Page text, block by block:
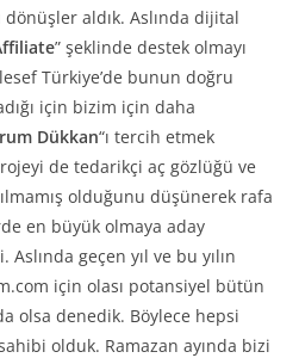
aldık. Aslında dijital
” şeklinde destek olmayı
Türkiye’de bunun doğru
için bizim için daha
Dükkan“ı tercih etmek
de tedarikçi aç gözlüğü ve
olduğunu düşünerek rafa
en büyük olmaya aday
geçen yıl ve bu yılın
için olası potansiyel bütün
olsa denedik. Böylece hepsi
olduk. Ramazan ayında bizi